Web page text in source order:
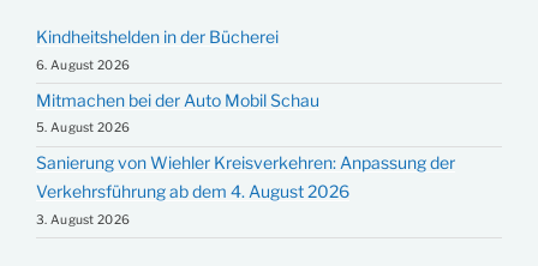
Kindheitshelden in der Bücherei
6. August 2026
Mitmachen bei der Auto Mobil Schau
5. August 2026
Sanierung von Wiehler Kreisverkehren: Anpassung der
Verkehrsführung ab dem 4. August 2026
3. August 2026